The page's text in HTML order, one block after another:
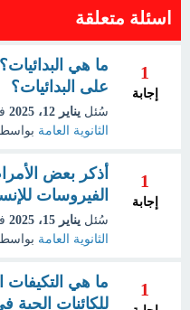
اسئلة متعلقة
1
إجابة
ما هي
على البدائيات؟
سُئل يناير 12، 2025
الثانوية العامة
1
إجابة
أذكر بعض
الفيروسات
سُئل يناير 15، 2025
الثانوية العامة
1
ما هي التكيفات
للكائنات الحية